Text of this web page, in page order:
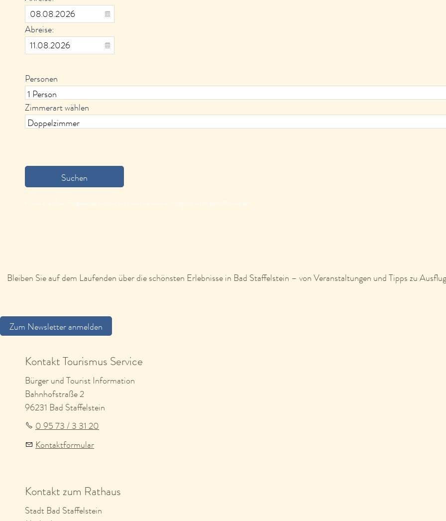
Abreise:
Personen
Zimmerart wählen
Suchen
Hinweis: auf den Folgeseiten können noch weitere Auswahlmöglichkeiten getroffen werden.
Bleiben Sie auf dem Laufenden über die schönsten Erlebnisse in Bad Staffelstein – von Veranstaltungen und Tipps zu
Zum Newsletter anmelden
Kontakt Tourismus Service
Bürger und Tourist Information
Bahnhofstraße 2
96231 Bad Staffelstein
0 95 73 / 3 31 20
Kontaktformular
Kontakt zum Rathaus
Stadt Bad Staffelstein